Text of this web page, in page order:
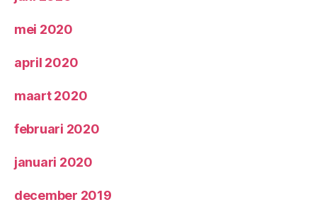
mei 2020
april 2020
maart 2020
februari 2020
januari 2020
december 2019